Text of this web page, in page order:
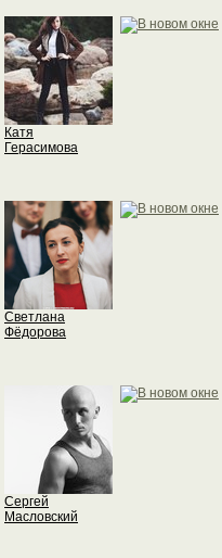
Катя
Герасимова
Светлана
Фёдорова
Сергей
Масловский